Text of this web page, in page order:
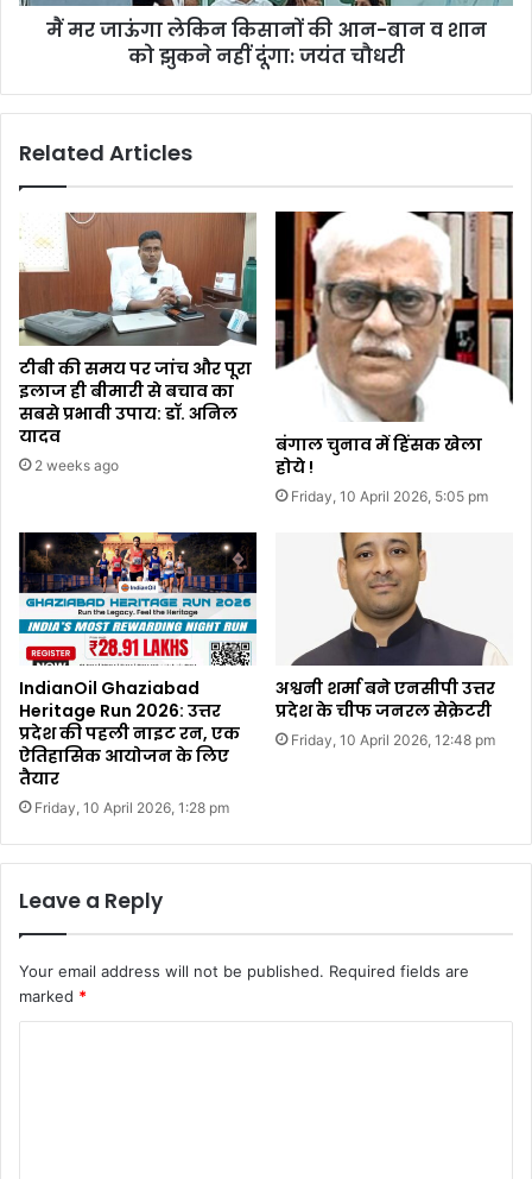
मैं मर जाऊंगा लेकिन किसानों की आन-बान व शान
को झुकने नहीं दूंगा: जयंत चौधरी
Related Articles
टीबी की समय पर जांच और पूरा
इलाज ही बीमारी से बचाव का
सबसे प्रभावी उपाय: डॉ. अनिल
यादव
2 weeks ago
बंगाल चुनाव में हिंसक खेला
होये !
Friday, 10 April 2026, 5:05 pm
IndianOil Ghaziabad
Heritage Run 2026: उत्तर
प्रदेश की पहली नाइट रन, एक
ऐतिहासिक आयोजन के लिए
तैयार
Friday, 10 April 2026, 1:28 pm
अश्वनी शर्मा बने एनसीपी उत्तर
प्रदेश के चीफ जनरल सेक्रेटरी
Friday, 10 April 2026, 12:48 pm
Leave a Reply
Your email address will not be published. Required fields are
marked *